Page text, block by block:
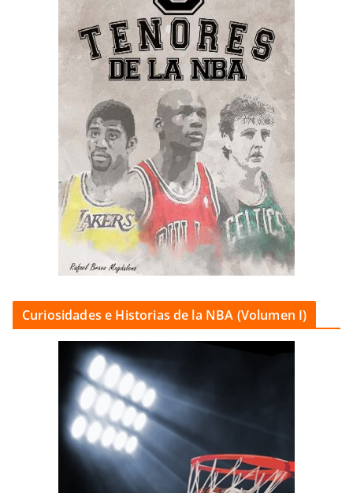
Curiosidades e Historias de la NBA (Volumen I)